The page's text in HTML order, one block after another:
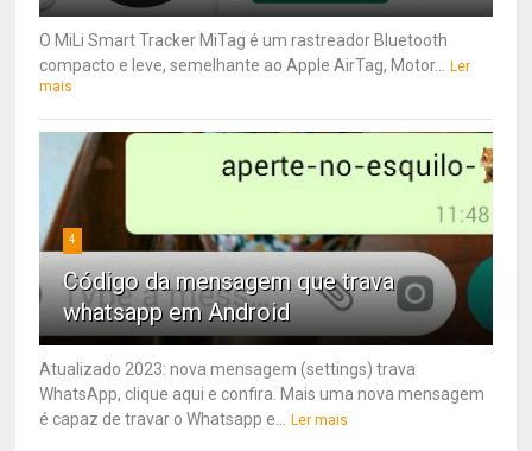
O MiLi Smart Tracker MiTag é um rastreador Bluetooth
compacto e leve, semelhante ao Apple AirTag, Motor...
Ler
mais
4
Código da mensagem que trava
whatsapp em Android
Atualizado 2023: nova mensagem (settings) trava
WhatsApp, clique aqui e confira. Mais uma nova mensagem
é capaz de travar o Whatsapp e...
Ler mais